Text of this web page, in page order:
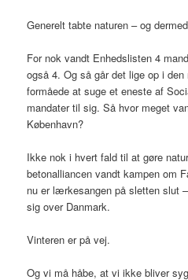
Generelt tabte naturen – og
For nok vandt Enhedslisten 4
også 4. Og så går det lige op i
formåede at suge et eneste af
mandater til sig. Så hvor meget
København?
Ikke nok i hvert fald til at gøre
betonalliancen vandt kampen om
nu er lærkesangen på sletten slut
sig over Danmark.
Vinteren er på vej.
Og vi må håbe, at vi ikke bliver